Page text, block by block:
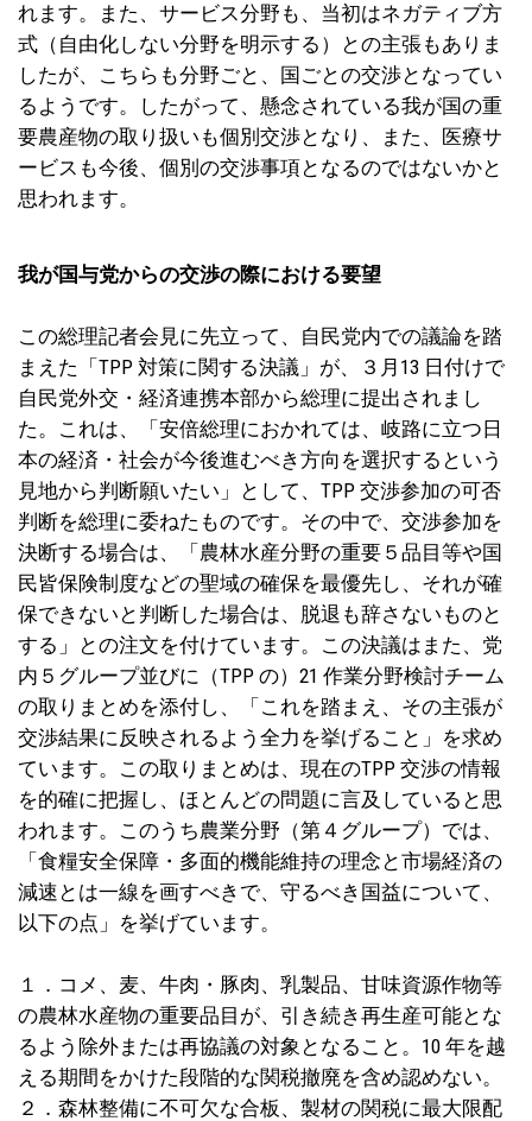
れます。また、サービス分野も、当初はネガティブ方
式（自由化しない分野を明示する）との主張もありま
したが、こちらも分野ごと、国ごとの交渉となってい
るようです。したがって、懸念されている我が国の重
要農産物の取り扱いも個別交渉となり、また、医療サ
ービスも今後、個別の交渉事項となるのではないかと
思われます。
我が国与党からの交渉の際における要望
この総理記者会見に先立って、自民党内での議論を踏
まえた「TPP 対策に関する決議」が、３月13 日付けで
自民党外交・経済連携本部から総理に提出されまし
た。これは、「安倍総理におかれては、岐路に立つ日
本の経済・社会が今後進むべき方向を選択するという
見地から判断願いたい」として、TPP 交渉参加の可否
判断を総理に委ねたものです。その中で、交渉参加を
決断する場合は、「農林水産分野の重要５品目等や国
民皆保険制度などの聖域の確保を最優先し、それが確
保できないと判断した場合は、脱退も辞さないものと
する」との注文を付けています。この決議はまた、党
内５グループ並びに（TPP の）21 作業分野検討チーム
の取りまとめを添付し、「これを踏まえ、その主張が
交渉結果に反映されるよう全力を挙げること」を求め
ています。この取りまとめは、現在のTPP 交渉の情報
を的確に把握し、ほとんどの問題に言及していると思
われます。このうち農業分野（第４グループ）では、
「食糧安全保障・多面的機能維持の理念と市場経済の
減速とは一線を画すべきで、守るべき国益について、
以下の点」を挙げています。
１．コメ、麦、牛肉・豚肉、乳製品、甘味資源作物等
の農林水産物の重要品目が、引き続き再生産可能とな
るよう除外または再協議の対象となること。10 年を越
える期間をかけた段階的な関税撤廃を含め認めない。
２．森林整備に不可欠な合板、製材の関税に最大限配